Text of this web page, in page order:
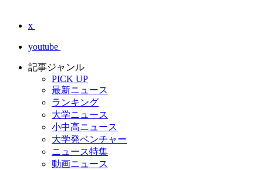
x
youtube
記事ジャンル
PICK UP
最新ニュース
ランキング
大学ニュース
小中高ニュース
大学発ベンチャー
ニュース特集
動画ニュース